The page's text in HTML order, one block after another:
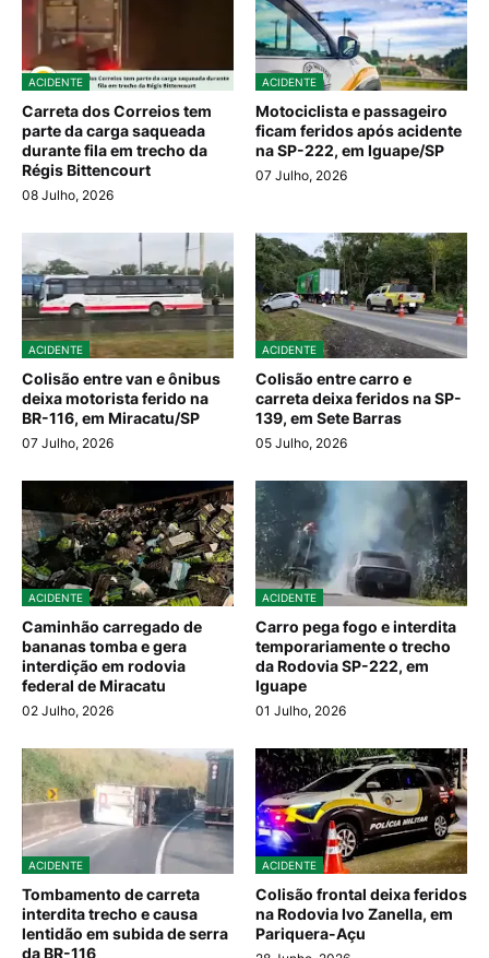
ACIDENTE
Carreta dos Correios tem
parte da carga saqueada
durante fila em trecho da
Régis Bittencourt
08 Julho, 2026
ACIDENTE
Motociclista e passageiro
ficam feridos após acidente
na SP-222, em Iguape/SP
07 Julho, 2026
ACIDENTE
Colisão entre van e ônibus
deixa motorista ferido na
BR-116, em Miracatu/SP
07 Julho, 2026
ACIDENTE
Colisão entre carro e
carreta deixa feridos na SP-
139, em Sete Barras
05 Julho, 2026
ACIDENTE
Caminhão carregado de
bananas tomba e gera
interdição em rodovia
federal de Miracatu
02 Julho, 2026
ACIDENTE
Carro pega fogo e interdita
temporariamente o trecho
da Rodovia SP-222, em
Iguape
01 Julho, 2026
ACIDENTE
Tombamento de carreta
interdita trecho e causa
lentidão em subida de serra
da BR-116
ACIDENTE
Colisão frontal deixa feridos
na Rodovia Ivo Zanella, em
Pariquera-Açu